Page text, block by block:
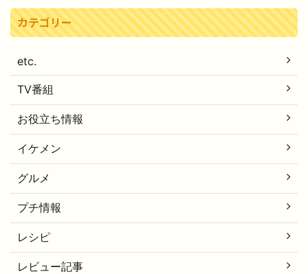
カテゴリー
etc.
TV番組
お役立ち情報
イケメン
グルメ
プチ情報
レシピ
レビュー記事